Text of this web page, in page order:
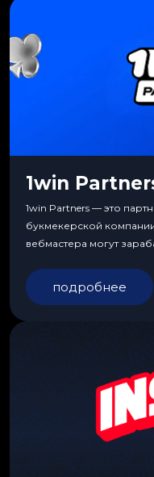
1win
1win Partners — это
букмекерской
вебмастера могут
подробнее